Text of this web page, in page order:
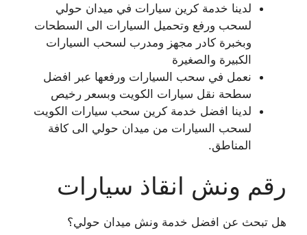
لدينا خدمة كرين سيارات في ميدان حولي
لسحب ورفع وتحميل السيارات الى السطحات
وبخبرة كادر مجهز ومدرب لسحب السيارات
الكبيرة والصغيرة
نعمل في سحب السيارات ورفعها عبر افضل
سطحة نقل سيارات الكويت وبسعر رخيص
لدينا افضل خدمة كرين سحب سيارات الكويت
لسحب السيارات من ميدان حولي الى كافة
المناطق.
رقم ونش انقاذ سيارات
هل تبحث عن افضل خدمة ونش ميدان حولي؟